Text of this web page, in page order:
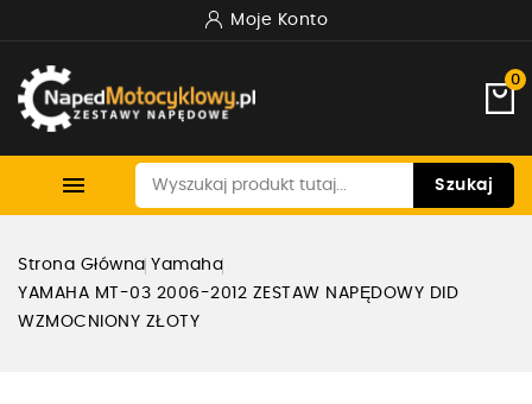
Moje Konto
0
 Szukaj
Strona Główna Yamaha
YAMAHA MT-03 2006-2012 ZESTAW NAPĘDOWY DID
WZMOCNIONY ZŁOTY